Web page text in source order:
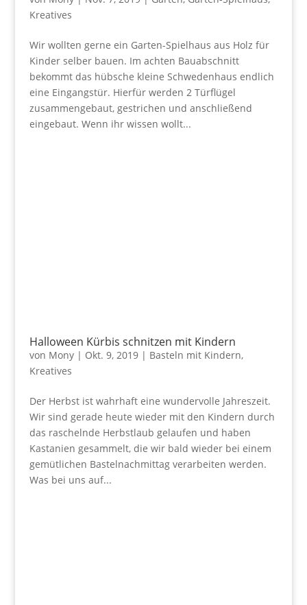
Kreatives
Wir wollten gerne ein Garten-Spielhaus aus Holz für
Kinder selber bauen. Im achten Bauabschnitt
bekommt das hübsche kleine Schwedenhaus endlich
eine Eingangstür. Hierfür werden 2 Türflügel
zusammengebaut, gestrichen und anschließend
eingebaut. Wenn ihr wissen wollt...
Halloween Kürbis schnitzen mit Kindern
von Mony| Okt. 9, 2019| Basteln mit Kindern,
Kreatives
Der Herbst ist wahrhaft eine wundervolle Jahreszeit.
Wir sind gerade heute wieder mit den Kindern durch
das raschelnde Herbstlaub gelaufen und haben
Kastanien gesammelt, die wir bald wieder bei einem
gemütlichen Bastelnachmittag verarbeiten werden.
Was bei uns auf...